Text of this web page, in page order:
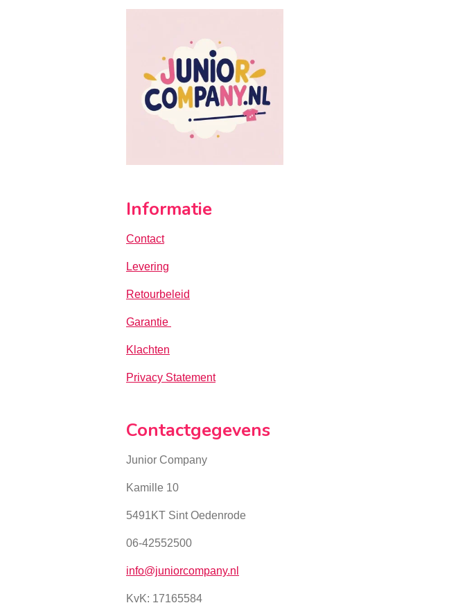
Informatie
Contact
Levering
Retourbeleid
Garantie
Klachten
Privacy Statement
Contactgegevens
Junior Company
Kamille 10
5491KT Sint Oedenrode
06-42552500
info@juniorcompany.nl
KvK: 17165584